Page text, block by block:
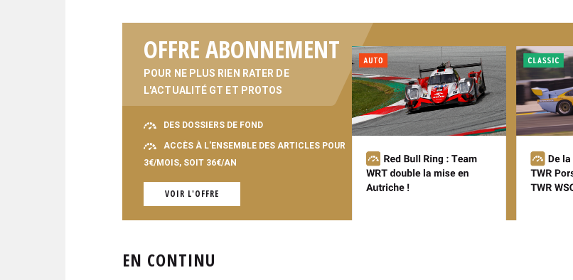
OFFRE ABONNEMENT
POUR NE PLUS RIEN RATER DE
L'ACTUALITÉ GT ET PROTOS
DES DOSSIERS DE FOND
ACCÈS À L'ENSEMBLE DES ARTICLES POUR
3€/MOIS, SOIT 36€/AN
VOIR L'OFFRE
EN CONTINU